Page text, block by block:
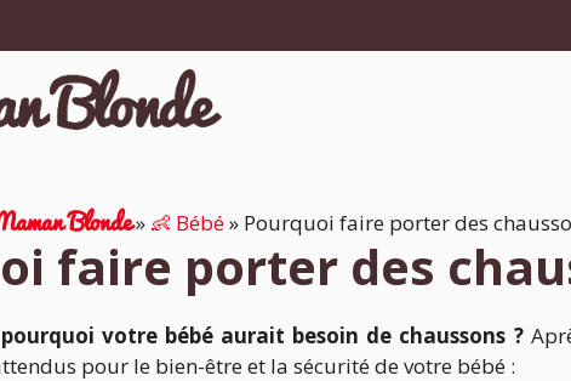
Blonde» 👶 Bébé» Pourquoi faire porter des
faire porter des
pourquoi votre bébé aurait besoin de chaussons ?
pour le bien-être et la sécurité de votre bébé :